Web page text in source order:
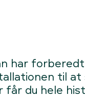
har
til
får du hele